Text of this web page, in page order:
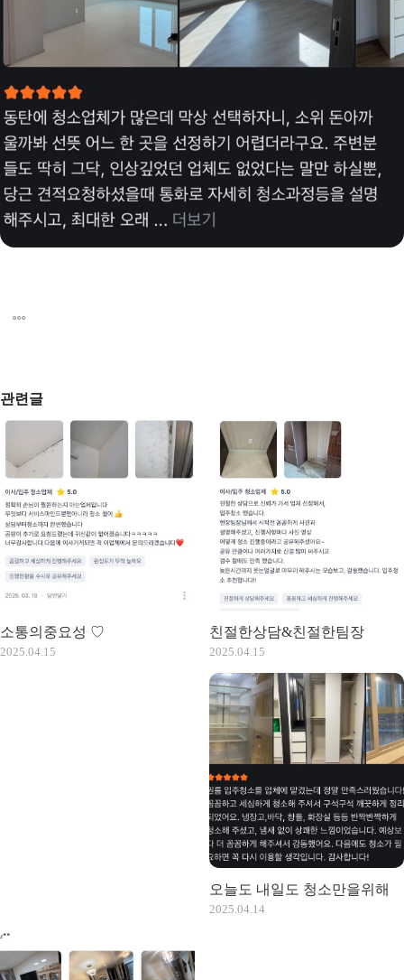
관련글
소통의중요성 ♡
2025.04.15
친절한상담&친절한팀장
2025.04.15
오늘도 내일도 청소만을위해
2025.04.14